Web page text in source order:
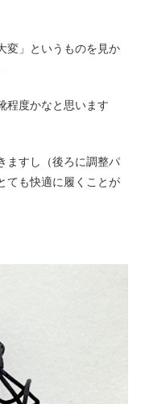
変」というものを見か
程度かなと思います
ますし（後ろに調整パ
ても快適に履くことが